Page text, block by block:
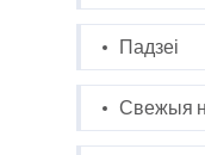
Падзеі
Свежыя